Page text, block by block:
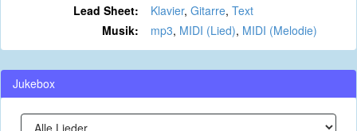
Lead Sheet: Klavier, Gitarre, Text
Musik:
mp3, MIDI (Lied), MIDI (Melodie)
Jukebox